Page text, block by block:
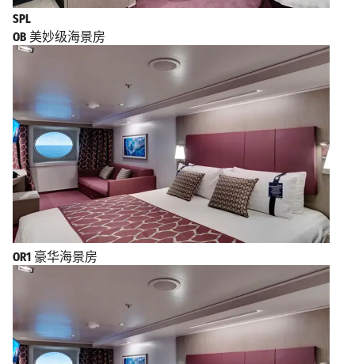
SPL
OB 美妙级海景房
OR1 豪华海景房